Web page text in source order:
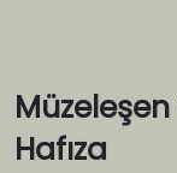
Hafıza